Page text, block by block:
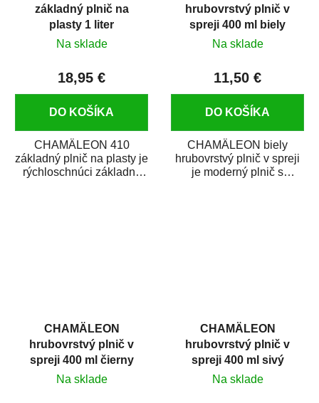
základný plnič na
plasty 1 liter
Na sklade
18,95 €
DO KOŠÍKA
CHAMÄLEON 410
základný plnič na plasty je
rýchloschnúci základný
hrubovrstvý plnič v
spreji 400 ml biely
Na sklade
11,50 €
DO KOŠÍKA
CHAMÄLEON biely
hrubovrstvý plnič v spreji
je moderný plnič s
CHAMÄLEON
hrubovrstvý plnič v
spreji 400 ml čierny
Na sklade
CHAMÄLEON
hrubovrstvý plnič v
spreji 400 ml sivý
Na sklade